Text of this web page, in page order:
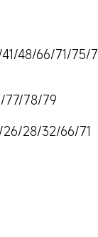
48/66/71/75/
77/78/79
28/32/66/71